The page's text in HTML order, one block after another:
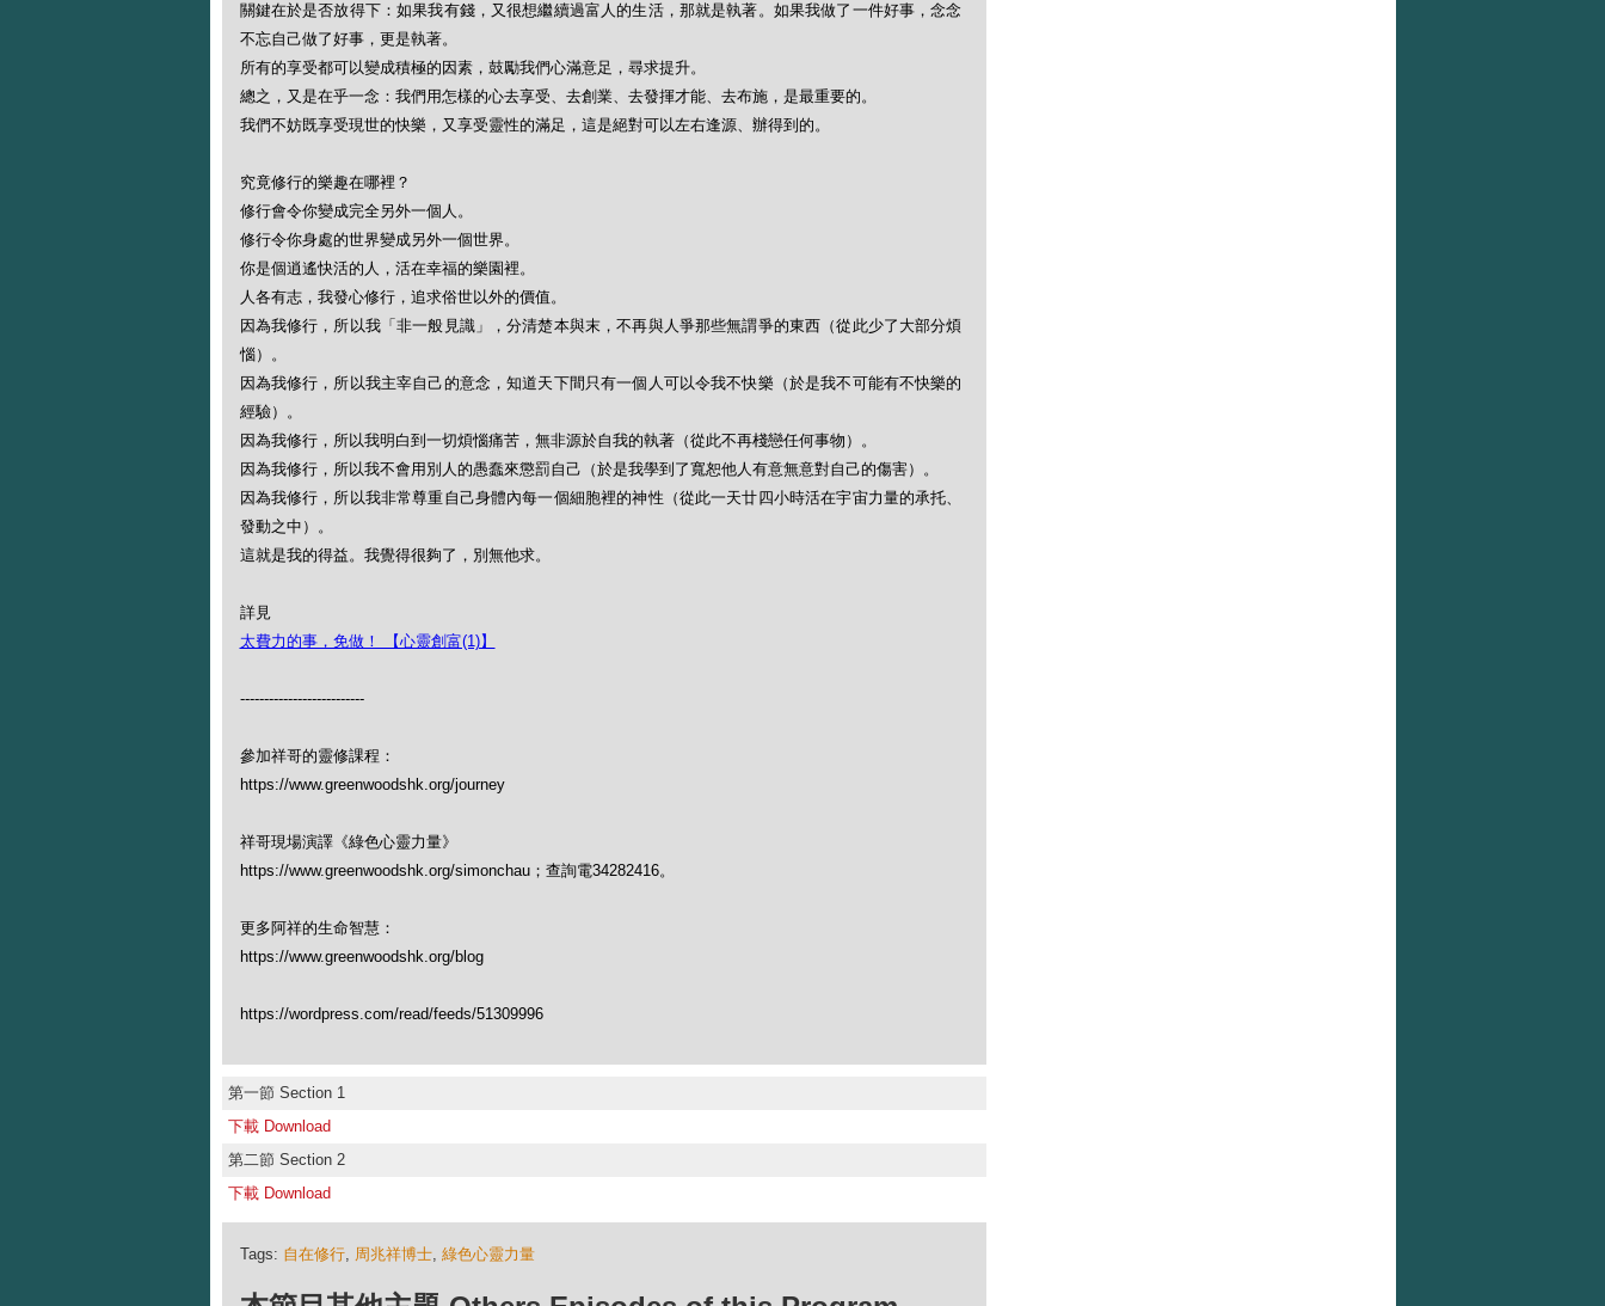
關鍵在於是否放得下：如果我有錢，又很想繼續過富人的生活，那就是執著。如果我做了一件好事，念念
不忘自己做了好事，更是執著。
所有的享受都可以變成積極的因素，鼓勵我們心滿意足，尋求提升。
總之，又是在乎一念：我們用怎樣的心去享受、去創業、去發揮才能、去布施，是最重要的。
我們不妨既享受現世的快樂，又享受靈性的滿足，這是絕對可以左右逢源、辦得到的。
究竟修行的樂趣在哪裡？
修行會令你變成完全另外一個人。
修行令你身處的世界變成另外一個世界。
你是個逍遙快活的人，活在幸福的樂園裡。
人各有志，我發心修行，追求俗世以外的價值。
因為我修行，所以我「非一般見識」，分清楚本與末，不再與人爭那些無謂爭的東西（從此少了大部分煩
惱）。
因為我修行，所以我主宰自己的意念，知道天下間只有一個人可以令我不快樂（於是我不可能有不快樂的
經驗）。
因為我修行，所以我明白到一切煩惱痛苦，無非源於自我的執著（從此不再棧戀任何事物）。
因為我修行，所以我不會用別人的愚蠢來懲罰自己（於是我學到了寬恕他人有意無意對自己的傷害）。
因為我修行，所以我非常尊重自己身體內每一個細胞裡的神性（從此一天廿四小時活在宇宙力量的承托、
發動之中）。
這就是我的得益。我覺得很夠了，別無他求。
詳見
太費力的事，免做！ 【心靈創富(1)】
--------------------------
參加祥哥的靈修課程：
https://www.greenwoodshk.org/journey
祥哥現場演譯《綠色心靈力量》
https://www.greenwoodshk.org/simonchau；查詢電34282416。
更多阿祥的生命智慧：
https://www.greenwoodshk.org/blog
https://wordpress.com/read/feeds/51309996
第一節 Section 1
下載 Download
第二節 Section 2
下載 Download
Tags: 自在修行, 周兆祥博士, 綠色心靈力量